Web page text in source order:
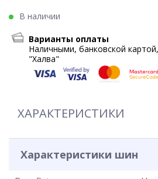
В наличии
Варианты оплаты
Наличными, банковской
"Халва"
ХАРАКТЕРИСТИКИ
Характеристики шин